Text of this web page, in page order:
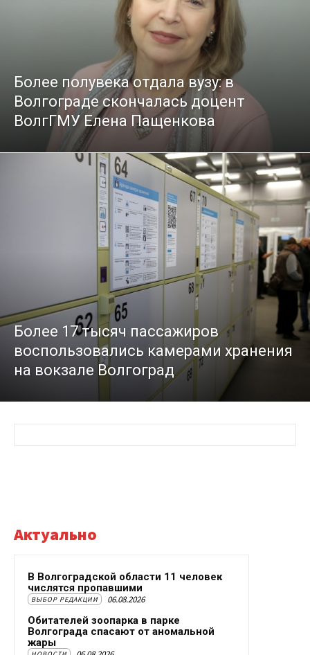
Более полувека отдала вузу: в
Волгограде скончалась доцент
ВолгГМУ Елена Пащенкова
Более 17 тысяч пассажиров
воспользовались камерами хранения
на вокзале Волгоград
Актуально
В Волгоградской области 11 человек
числятся пропавшими
ВЫБОР РЕДАКЦИИ 06.08.2026
Обитателей зоопарка в парке
Волгограда спасают от аномальной
жары